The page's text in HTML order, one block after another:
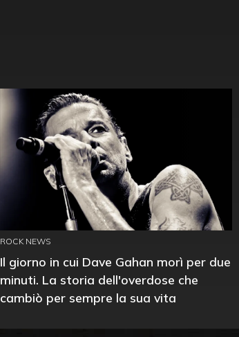
ROCK NEWS
Il giorno in cui Dave Gahan morì per due
minuti. La storia dell'overdose che
cambiò per sempre la sua vita